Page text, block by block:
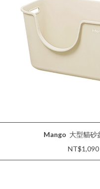
Mango 大型貓砂
NT$1,090